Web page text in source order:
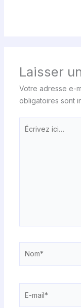
Laisser
Votre adresse e-
obligatoires sont
Écrivez
mail*